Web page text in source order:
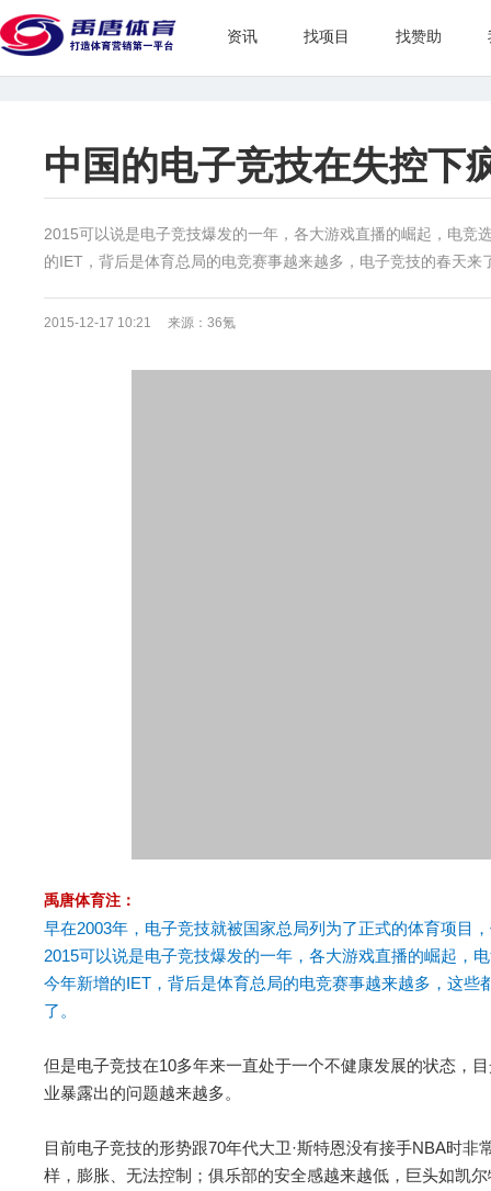
资讯 找项目 找赞助
中国的电子竞技在失控下
2015可以说是电子竞技爆发的一年，各大游戏直播的崛起，电竞
的IET，背后是体育总局的电竞赛事越来越多，电子竞技的春天来
2015-12-17 10:21 来源：36氪
禹唐体育注：
早在2003年，电子竞技就被国家总局列为了正式的体育项目
2015可以说是电子竞技爆发的一年，各大游戏直播的崛起，
今年新增的IET，背后是体育总局的电竞赛事越来越多，这
了。
但是电子竞技在10多年来一直处于一个不健康发展的状态，
业暴露出的问题越来越多。
目前电子竞技的形势跟70年代大卫·斯特恩没有接手NBA时
样，膨胀、无法控制；俱乐部的安全感越来越低，巨头如凯